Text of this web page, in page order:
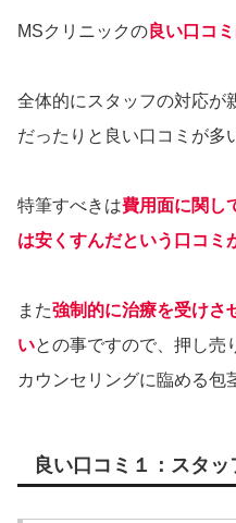
MSクリニックの 良い口コ
全体的にスタッフの対応が
だったりと良い口コミが多
特筆すべきは費用面に関し
は安くすんだという口コミ
また強制的に治療を受けさ
いとの事ですので、押し売
カウンセリングに臨める包
良い口コミ１：スタ